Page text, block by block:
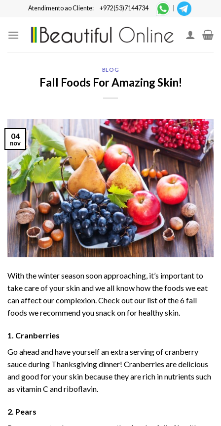
content
Atendimento ao Cliente: +972(53)7144734
BLOG
Fall Foods For Amazing Skin!
04
nov
With the winter season soon approaching, it’s important to
take care of your skin and we all know how the foods we eat
can affect our complexion. Check out our list of the 6 fall
foods we recommend you snack on for healthy skin.
1. Cranberries
Go ahead and have yourself an extra serving of cranberry
sauce during Thanksgiving dinner! Cranberries are delicious
and good for your skin because they are rich in nutrients such
as vitamin C and riboflavin.
2. Pears